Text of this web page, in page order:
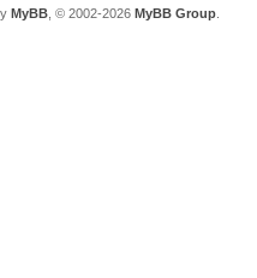
MyBB , © 2002-2026 MyBB Group